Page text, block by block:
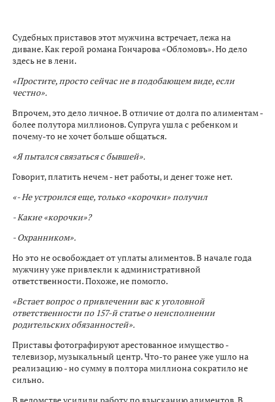
Судебных приставов этот мужчина встречает, лежа на
диване. Как герой романа Гончарова «Обломовъ». Но дело
здесь не в лени.
«Простите, просто сейчас не в подобающем виде, если
честно».
Впрочем, это дело личное. В отличие от долга по алиментам -
более полутора миллионов. Супруга ушла с ребенком и
почему-то не хочет больше общаться.
«Я пытался связаться с бывшей».
Говорит, платить нечем - нет работы, и денег тоже нет.
«- Не устроился еще, только «корочки» получил
- Какие «корочки»?
- Охранником».
Но это не освобождает от уплаты алиментов. В начале года
мужчину уже привлекли к административной
ответственности. Похоже, не помогло.
«Встает вопрос о привлечении вас к уголовной
ответственности по 157-й статье о неисполнении
родительских обязанностей».
Приставы фотографируют арестованное имущество -
телевизор, музыкальный центр. Что-то ранее уже ушло на
реализацию - но сумму в полтора миллиона сократило не
сильно.
В ведомстве усилили работу по взысканию алиментов. В